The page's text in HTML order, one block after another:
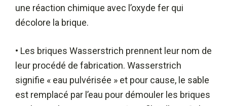
une réaction chimique avec l’oxyde fer qui
décolore la brique.
• Les briques Wasserstrich prennent leur nom de
leur procédé de fabrication. Wasserstrich
signifie « eau pulvérisée » et pour cause, le sable
est remplacé par l’eau pour démouler les briques